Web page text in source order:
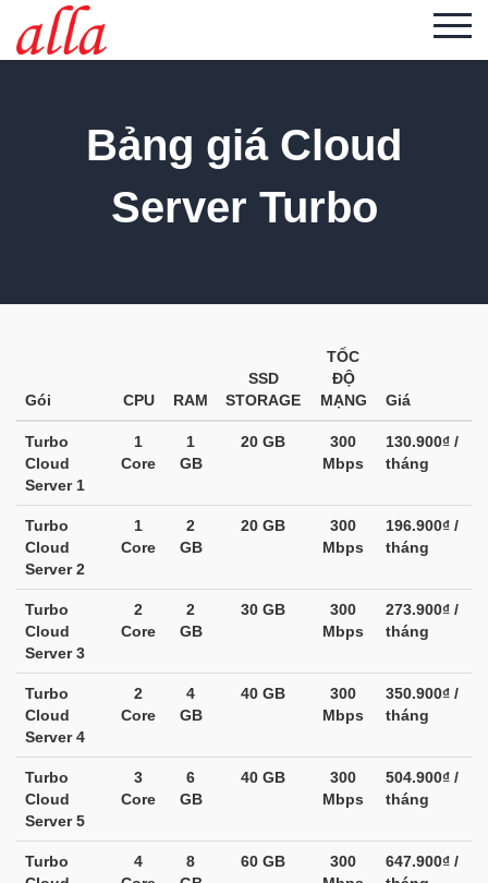
Bảng giá Cloud
Server Turbo
Gói CPU RAM
SSD
STORAGE
TỐC
ĐỘ
MẠNG
Giá
Turbo
Cloud
Server 1
1
Core
1
GB
20 GB
300
Mbps
130.900₫ /
tháng
Turbo
Cloud
Server 2
1
Core
2
GB
20 GB
300
Mbps
196.900₫ /
tháng
Turbo
Cloud
Server 3
2
Core
2
GB
30 GB
300
Mbps
273.900₫ /
tháng
Turbo
Cloud
Server 4
2
Core
4
GB
40 GB
300
Mbps
350.900₫ /
tháng
Turbo
Cloud
Server 5
3
Core
6
GB
40 GB
300
Mbps
504.900₫ /
tháng
Turbo
4
8
60 GB
300
647.900₫ /